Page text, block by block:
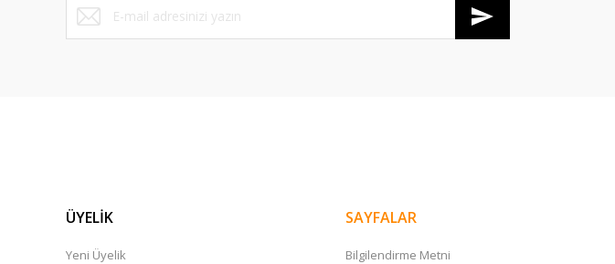
ÜYELİK
Yeni Üyelik
SAYFALAR
Bilgilendirme Metni